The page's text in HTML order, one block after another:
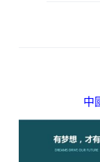
中